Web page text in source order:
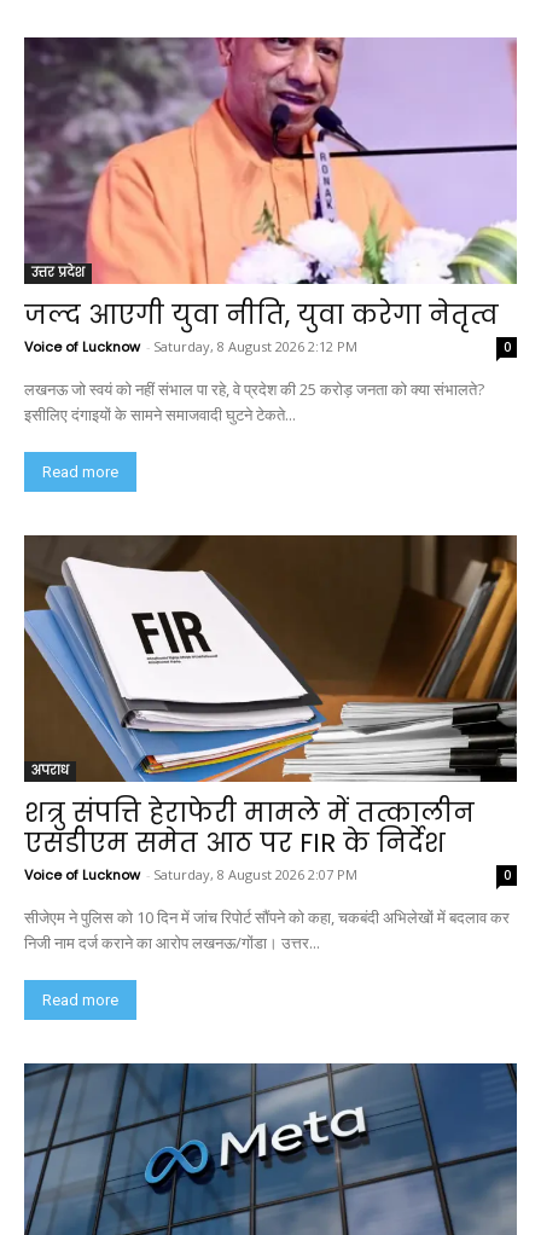
उत्तर प्रदेश
जल्द आएगी युवा नीति, युवा करेगा नेतृत्व
Voice of Lucknow - Saturday, 8 August 2026 2:12 PM 0
लखनऊ जो स्वयं को नहीं संभाल पा रहे, वे प्रदेश की 25 करोड़ जनता को क्या संभालते?
इसीलिए दंगाइयों के सामने समाजवादी घुटने टेकते...
Read more
अपराध
शत्रु संपत्ति हेराफेरी मामले में तत्कालीन
एसडीएम समेत आठ पर FIR के निर्देश
Voice of Lucknow - Saturday, 8 August 2026 2:07 PM 0
सीजेएम ने पुलिस को 10 दिन में जांच रिपोर्ट सौंपने को कहा, चकबंदी अभिलेखों में बदलाव कर
निजी नाम दर्ज कराने का आरोप लखनऊ/गोंडा। उत्तर...
Read more